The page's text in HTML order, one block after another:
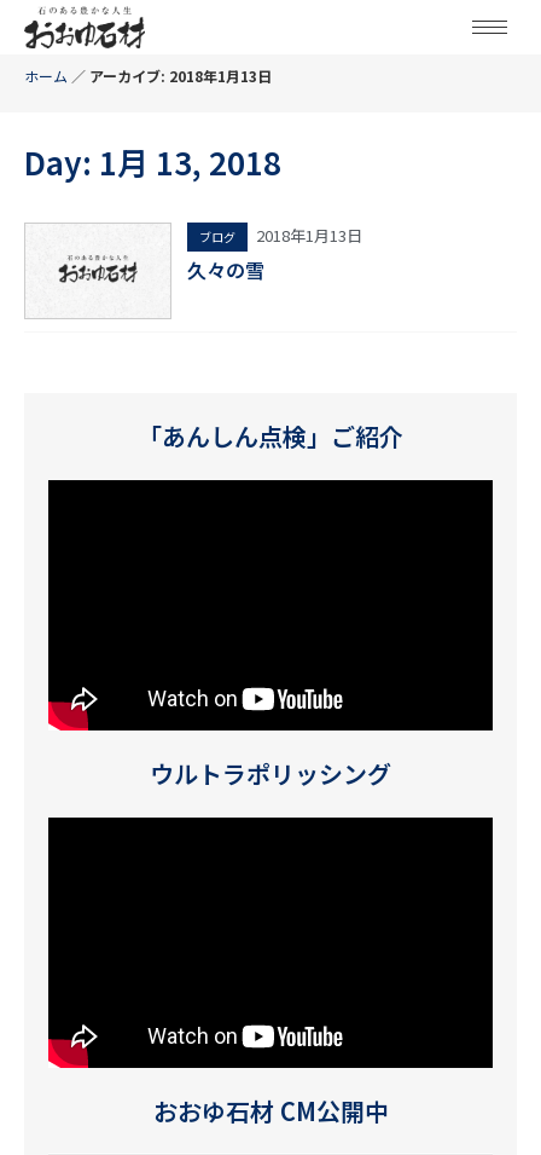
ホーム ／ アーカイブ: 2018年1月13日
Day: 1月 13, 2018
ブログ 2018年1月13日
久々の雪
「あんしん点検」ご紹介
ウルトラポリッシング
おおゆ石材 CM公開中